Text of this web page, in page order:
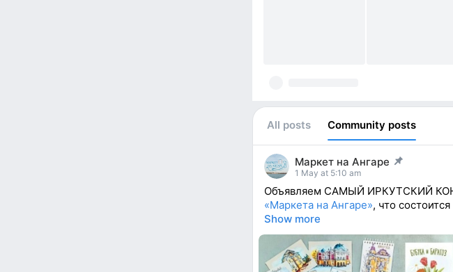
All posts Community posts
Маркет на Ангаре
post pinned
1 May at 5:10 am
Объявляем САМЫЙ ИРКУТСКИЙ
«Маркета на Ангаре», что
Show more